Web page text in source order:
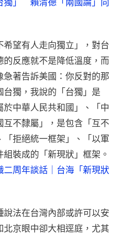
」　賴清德「兩國論」向
望有人走向獨立」，對台
反應就不是降低溫度，而
著告訴美國：你反對的那
獨，我說的「台獨」是
於中華人民共和國」、「中
不隸屬」，是包含「互不
拒絕統一框架」、「以軍
裝成的「新現狀」框架。
二周年談話｜台海「新現狀
法在台灣內部或許可以安
京眼中卻大相逕庭，尤其